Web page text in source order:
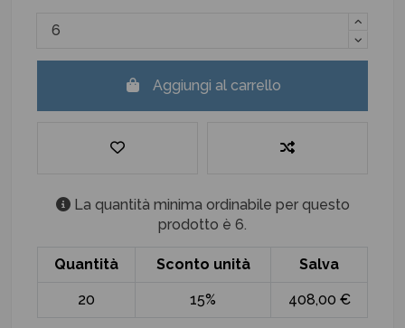
Aggiungi al carrello
La quantità minima ordinabile per questo
prodotto è 6.
Quantità Sconto unità Salva
20 15% 408,00 €